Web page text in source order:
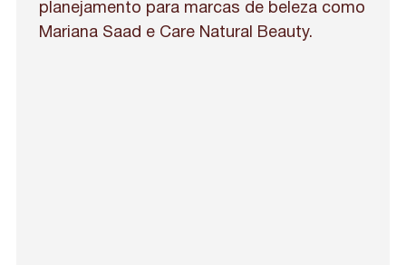
planejamento para marcas de beleza como
Mariana Saad e Care Natural Beauty.